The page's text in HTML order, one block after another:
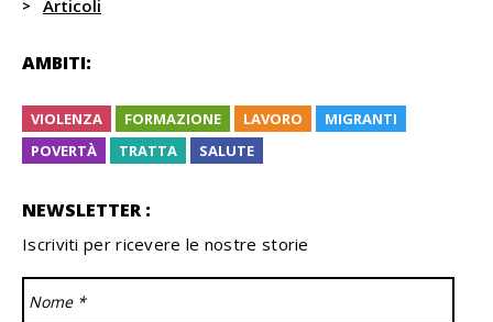
Articoli
AMBITI:
VIOLENZA FORMAZIONE LAVORO
MIGRANTI
POVERTÀ
TRATTA SALUTE
NEWSLETTER :
Iscriviti per ricevere le nostre storie